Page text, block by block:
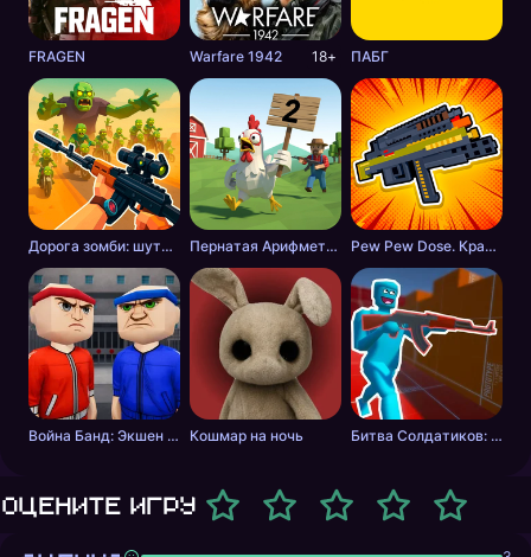
FRAGEN Warfare 1942 18+ ПАБГ
Дорога зомби: шутер с разрушениями Пернатая Арифметика Pew Pew Dose. Крафт оружия
Война Банд: Экшен шутер Кошмар на ночь Битва Солдатиков: Красные против Синих
Оцените игру